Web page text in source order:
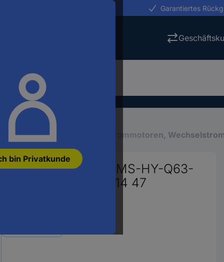
bin Privatkunde
Garantiertes
Antriebstechnik Drehstrommotoren,
GM 1,1-MS-HY-Q63-
A 230 V/400 V B14 47